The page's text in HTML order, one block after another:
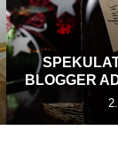
BLOGGER